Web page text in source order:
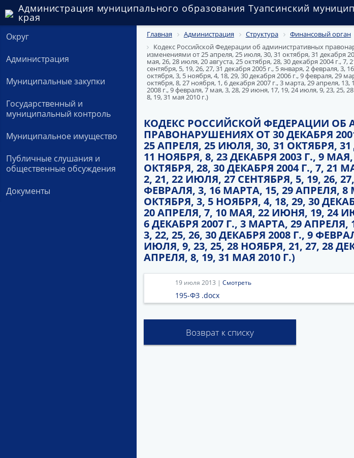
Администрация муниципального образования Туапсинский
края
Округ
Администрация
Муниципальные закупки
Государственный и
муниципальный контроль
Муниципальное имущество
Публичные слушания и
общественные обсуждения
Документы
Главная Администрация Структура Финансовый орган
Кодекс Российской Федерации об административных
изменениями от 25 апреля, 25 июля, 30, 31 октября, 31 декабря
мая, 26, 28 июля, 20 августа, 25 октября, 28, 30 декабря 2004 г.,
сентября, 5, 19, 26, 27, 31 декабря 2005 г., 5 января, 2 февраля,
октября, 3, 5 ноября, 4, 18, 29, 30 декабря 2006 г., 9 февраля, 29
октября, 8, 27 ноября, 1, 6 декабря 2007 г., 3 марта, 29 апреля,
2008 г., 9 февраля, 7 мая, 3, 28, 29 июня, 17, 19, 24 июля, 9, 23, 25,
8, 19, 31 мая 2010 г.)
КОДЕКС РОССИЙСКОЙ ФЕДЕРАЦИИ
ПРАВОНАРУШЕНИЯХ ОТ 30 ДЕКАБРЯ
25 АПРЕЛЯ, 25 ИЮЛЯ, 30, 31 ОКТЯБРЯ,
11 НОЯБРЯ, 8, 23 ДЕКАБРЯ 2003 Г., 9
ОКТЯБРЯ, 28, 30 ДЕКАБРЯ 2004 Г., 7,
2, 21, 22 ИЮЛЯ, 27 СЕНТЯБРЯ, 5, 19, 26,
ФЕВРАЛЯ, 3, 16 МАРТА, 15, 29 АПРЕЛЯ,
ОКТЯБРЯ, 3, 5 НОЯБРЯ, 4, 18, 29, 30
20 АПРЕЛЯ, 7, 10 МАЯ, 22 ИЮНЯ, 19, 24
6 ДЕКАБРЯ 2007 Г., 3 МАРТА, 29
3, 22, 25, 26, 30 ДЕКАБРЯ 2008 Г., 9
ИЮЛЯ, 9, 23, 25, 28 НОЯБРЯ, 21, 27, 28
АПРЕЛЯ, 8, 19, 31 МАЯ 2010 Г.)
19 июля 2013 | Смотреть
195-ФЗ .docx
Возврат к списку